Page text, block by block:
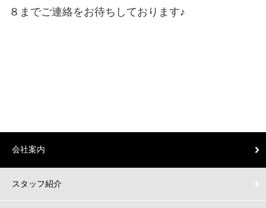
８までご連絡をお待ちしております♪
会社案内
スタッフ紹介